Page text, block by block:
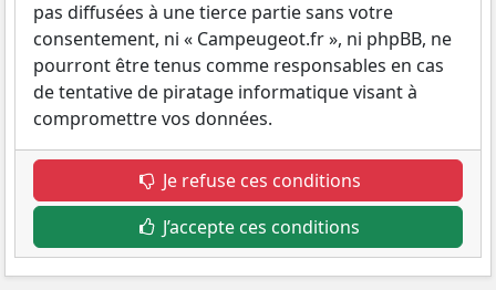
pas diffusées à une tierce partie sans votre
consentement, ni « Campeugeot.fr », ni phpBB, ne
pourront être tenus comme responsables en cas
de tentative de piratage informatique visant à
compromettre vos données.
Je refuse ces conditions
J’accepte ces conditions